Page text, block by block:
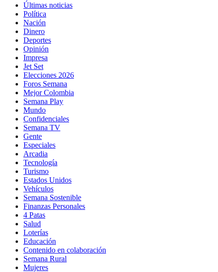
Últimas noticias
Política
Nación
Dinero
Deportes
Opinión
Impresa
Jet Set
Elecciones 2026
Foros Semana
Mejor Colombia
Semana Play
Mundo
Confidenciales
Semana TV
Gente
Especiales
Arcadia
Tecnología
Turismo
Estados Unidos
Vehículos
Semana Sostenible
Finanzas Personales
4 Patas
Salud
Loterías
Educación
Contenido en colaboración
Semana Rural
Mujeres